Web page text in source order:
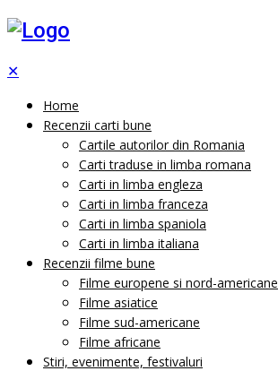
✕
Home
Recenzii carti bune
Cartile autorilor din Romania
Carti traduse in limba romana
Carti in limba engleza
Carti in limba franceza
Carti in limba spaniola
Carti in limba italiana
Recenzii filme bune
Filme europene si nord-americane
Filme asiatice
Filme sud-americane
Filme africane
Stiri, evenimente, festivaluri